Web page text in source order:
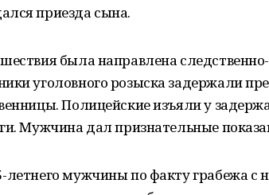
приезда сына.
была направлена
уголовного розыска задержали
Полицейские изъяли у
Мужчина дал признательные
летнего мужчины по факту грабежа с